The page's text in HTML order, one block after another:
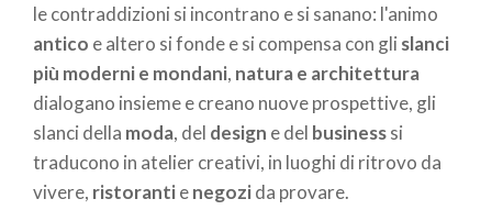
le contraddizioni si incontrano e si sanano: l'animo
antico e altero si fonde e si compensa con gli slanci
più moderni e mondani, natura e architettura
dialogano insieme e creano nuove prospettive, gli
slanci della moda, del design e del businesssi
traducono in atelier creativi, in luoghi di ritrovo da
vivere, ristorantienegozida provare.